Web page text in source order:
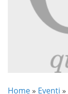
Home » Eventi »